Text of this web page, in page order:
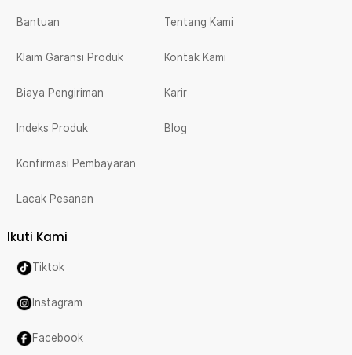
Bantuan
Klaim Garansi Produk
Biaya Pengiriman
Indeks Produk
Konfirmasi Pembayaran
Lacak Pesanan
Tentang Kami
Kontak Kami
Karir
Blog
Ikuti Kami
Tiktok
Instagram
Facebook